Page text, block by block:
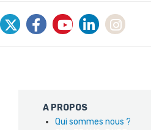
A PROPOS
Qui sommes nous ?